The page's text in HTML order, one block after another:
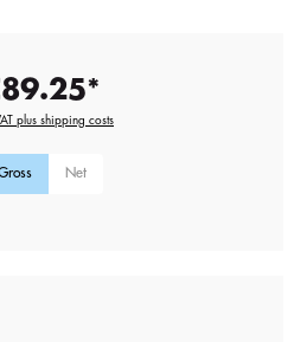
plus shipping costs
Net